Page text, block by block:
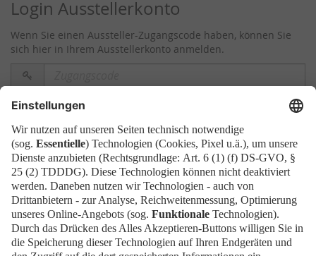
Login Ausstellerkonto
Wenn Sie einen Aussteller-Zugangscode haben, können Sie
sich hier in Ihrem Ausstellerkonto anmelden.
Zugangscode
erforderlich
Wenn Sie bereits ein Ticket bestellt
haben
Wenn Sie den Status und die Details Ihrer Bestellung
einsehen oder ändern wollen, klicken Sie auf den Link in einer
der E-Mails, die wir Ihnen im Bestellvorgang geschickt haben.
Wenn Sie den Link nicht finden können, klicken Sie auf den